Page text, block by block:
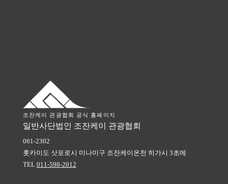
조잔케이 관광협회 공식 홈페이지
일반사단법인 조잔케이 관광협회
061-2302
홋카이도 삿포로시 미나미구 조잔케이온천 히가시 3초메
TEL 011-598-2012